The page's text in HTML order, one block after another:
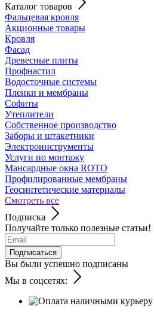
Каталог товаров
Фальцевая кровля
Акционные товары
Кровля
Фасад
Древесные плиты
Профнастил
Водосточные системы
Пленки и мембраны
Софиты
Утеплители
Собственное производство
Заборы и штакетники
Электроинструменты
Услуги по монтажу
Мансардные окна ROTO
Профилированные мембраны
Геосинтетические материалы
Смотреть все
Подписка
Получайте только полезные статьи!
Подписаться
Вы были успешно подписаны
Мы в соцсетях: